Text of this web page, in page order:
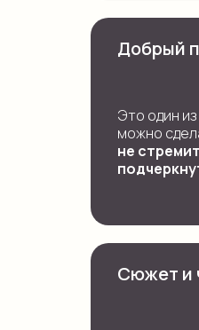
Добрый
Это один
можно
не
Сюжет и